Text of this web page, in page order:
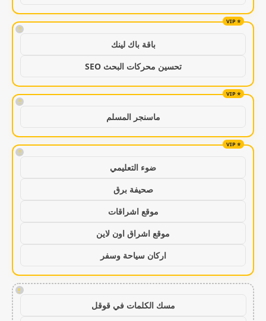
!
باقة باك لينك
تحسين محركات البحث SEO
!
ماسنجر المسلم
!
ضوء التعليمي
صحيفة برق
موقع اشراقات
موقع اشراق اون لاين
اركان سياحة وسفر
!
مسك الكلمات في قوقل